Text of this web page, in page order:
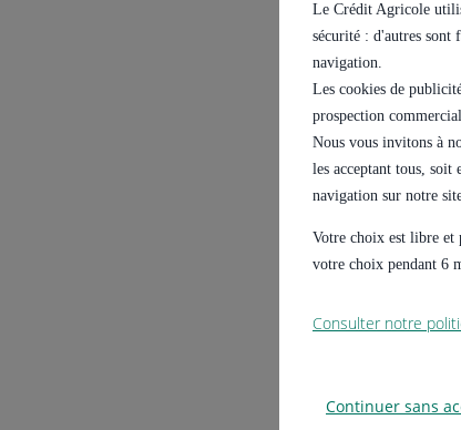
Le Crédit Agricole
sécurité : d'autres sont
navigation.
Les cookies de
prospection
Nous vous invitons à
les acceptant tous,
navigation sur notre
Votre choix est libre et
votre choix pendant 6
Consulter notre
Continuer sans